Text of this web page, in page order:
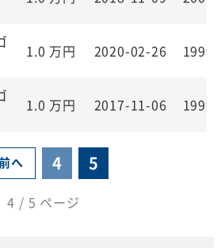
1.0 万円 2020-02-26 1999
1.0 万円 2017-11-06 1999
へ 4 5
4 / 5 ページ